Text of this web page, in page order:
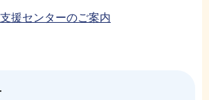
援センターのご案内